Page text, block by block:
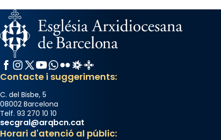
Facebook
Instagram
X / Twitter
YouTube
WhatsApp
FlickrRadio Estel
Catalunya Cristiana
Contacte i suggeriments:
C. del Bisbe, 5
08002 Barcelona
Telf. 93 270 10 10
secgral@arqbcn.cat
Horari d'atenció al públic: